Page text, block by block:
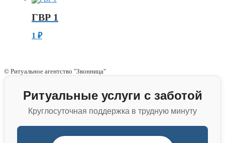
ГВР 1
1 ₽
© Ритуальное агентство "Звонница"
Ритуальные услуги с заботой
Круглосуточная поддержка в трудную минуту